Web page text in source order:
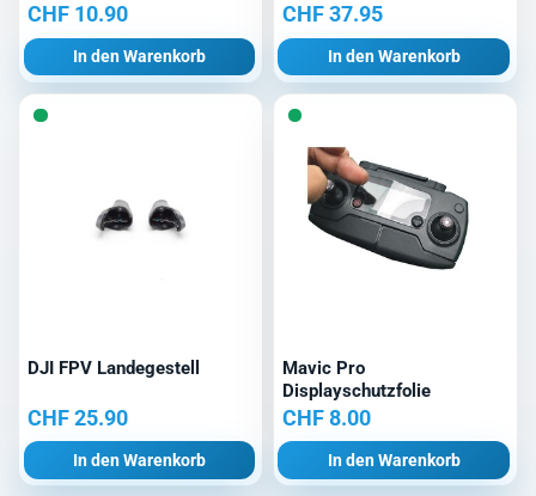
CHF 10.90
In den Warenkorb
CHF37.95
In den Warenkorb
DJI FPV Landegestell
CHF25.90
In den Warenkorb
Mavic Pro
Displayschutzfolie
CHF8.00
In den Warenkorb